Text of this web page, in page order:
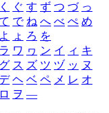
く ぐ す ず つ づ っ
で ね へ べ ぺ め
よ ょ ろ を
ラ ワ ヮ ン イ ィ キ
グ ス ズ ツ ヅ ッ ヌ
デ ヘ ベ ペ メ レ オ
ロ ヲ ―